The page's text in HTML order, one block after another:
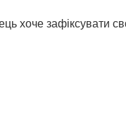
хоче зафіксувати